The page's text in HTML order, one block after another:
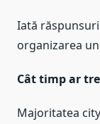
Iată
organizarea
Cât timp ar
Majoritatea